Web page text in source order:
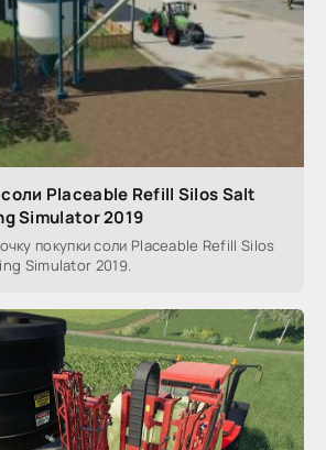
Placeable Refill Silos Salt
Simulator 2019
покупки соли Placeable Refill Silos
Simulator 2019.